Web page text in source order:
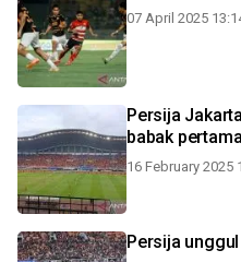
07 April 2025
Persija
babak pertama
16 February 2025